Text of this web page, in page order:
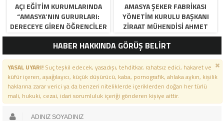
AÇI EĞİTİM KURUMLARINDA
“AMASYA’NIN GURURLARI:
DERECEYE GIREN ÖĞRENCILER
İÇIN ANLAMLI TÖREN”
AMASYA ŞEKER FABRIKASI
YÖNETIM KURULU BAŞKANI
ZIRAAT MÜHENDISI AHMET
ÖZARSLAN’IN MEVLID KANDILI
MESAJI
HABER HAKKINDA GÖRÜŞ BELİRT
YASAL UYARI!Suç teşkil edecek, yasadışı, tehditkar, rahatsız edici, hakaret ve
küfür içeren, aşağılayıcı, küçük düşürücü, kaba, pornografik, ahlaka aykırı, kişilik
haklarına zarar verici ya da benzeri niteliklerde içeriklerden doğan her türlü
mali, hukuki, cezai, idari sorumluluk içeriği gönderen kişiye aittir.